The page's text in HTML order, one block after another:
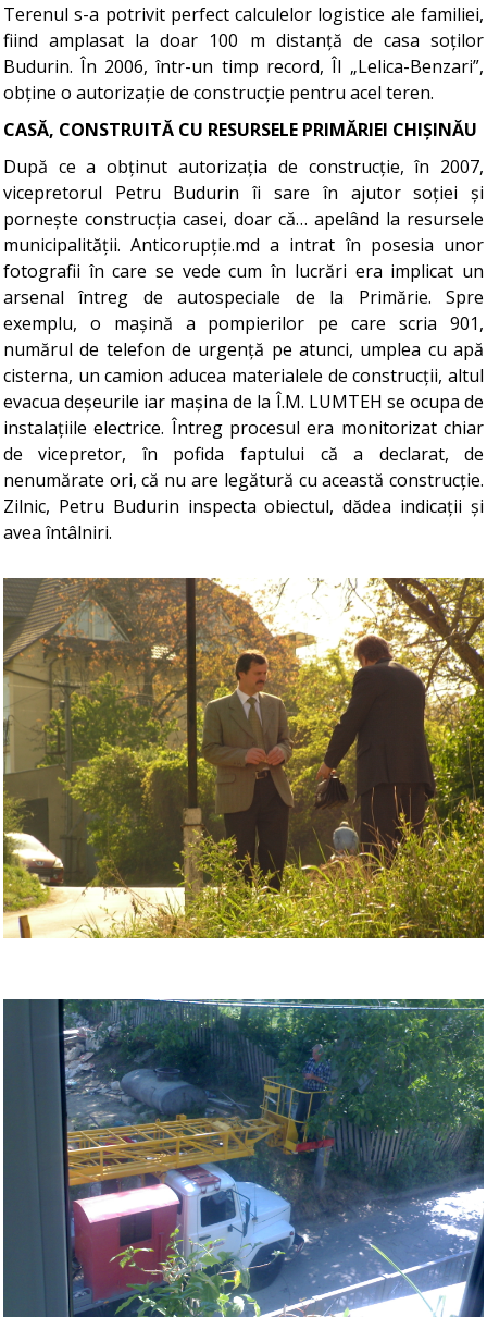
Terenul s-a potrivit perfect calculelor logistice ale familiei,
fiind amplasat la doar 100 m distanță de casa soților
Budurin. În 2006, într-un timp record, ÎI „Lelica-Benzari”,
obține o autorizație de construcție pentru acel teren.
CASĂ, CONSTRUITĂ CU RESURSELE PRIMĂRIEI CHIȘINĂU
După ce a obținut autorizația de construcție, în 2007,
vicepretorul Petru Budurin îi sare în ajutor soției și
pornește construcția casei, doar că… apelând la resursele
municipalității. Anticorupție.md a intrat în posesia unor
fotografii în care se vede cum în lucrări era implicat un
arsenal întreg de autospeciale de la Primărie. Spre
exemplu, o mașină a pompierilor pe care scria 901,
numărul de telefon de urgență pe atunci, umplea cu apă
cisterna, un camion aducea materialele de construcții, altul
evacua deșeurile iar mașina de la Î.M. LUMTEH se ocupa de
instalațiile electrice. Întreg procesul era monitorizat chiar
de vicepretor, în pofida faptului că a declarat, de
nenumărate ori, că nu are legătură cu această construcție.
Zilnic, Petru Budurin inspecta obiectul, dădea indicații și
avea întâlniri.